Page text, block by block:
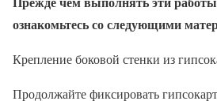
ознакомьтесь со следующими
Крепление боковой стенки из
Продолжайте фиксировать